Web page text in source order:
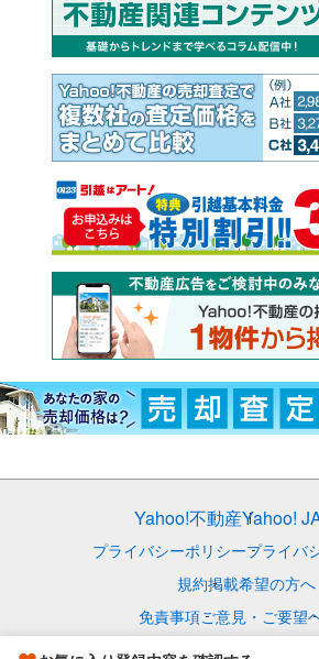
Yahoo!不動産Yahoo!
プライバシーポリシープライバ
規約掲載希望の方へ
免責事項ご意見・ご要望
© LY Corporation